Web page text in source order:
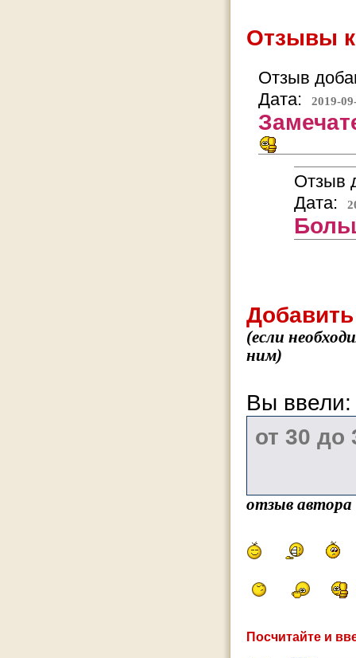
Отзывы
Отзыв
Дата:
2019-
Отзыв
Дата:
(если
ним)
Вы
отзыв
Посчитайте и